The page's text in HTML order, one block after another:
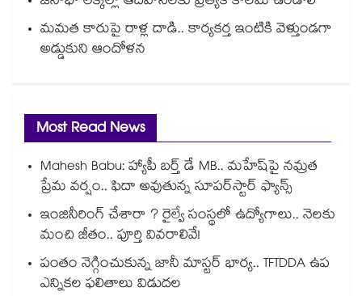
మమత కారుపై రాళ్ల దాడి.. కార్యకర్త ఇంటికి వెళ్తుండగా
అడ్డుకుని ఆందోళన
Most Read News
Mahesh Babu: హ్యాపీ బర్త్ డే MB.. మహేష్‌పై నమ్రత
ప్రేమ వర్షం.. ఫిదా అవుతున్న సూపర్‌స్టార్ ఫ్యాన్స్
ఇంజినీరింగ్ చేశారా ? రైల్వే సంస్థలో ఉద్యోగాలు.. నెలకు
మంచి జీతం.. పూర్తి వివరాలివే!
పంతం నెగ్గించుకున్న జానీ మాస్టర్ భార్య.. TFTDDA ఉప
ఎన్నికల ఫలితాలు విడుదల